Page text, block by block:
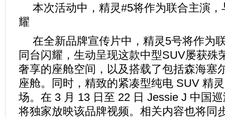
本次活动中，精灵#5将作为联合主演
耀
在全新品牌宣传片中，精灵5号将作为
同台闪耀，生动呈现这款中型SUV屡获殊
奢享的座舱空间，以及搭载了包括森海塞
座舱。同时，精致的紧凑型纯电 SUV 精
场。在 3 月 13 日至 22 日 Jessie J 中国
将独家放映该品牌视频。相关内容也将同